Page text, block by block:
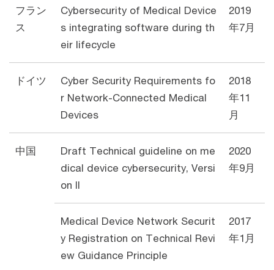
フラン
ス
Cybersecurity of Medical Device
s integrating software during th
eir lifecycle
2019
年7月
ドイツ
Cyber Security Requirements fo
r Network-Connected Medical
Devices
2018
年11
月
中国
Draft Technical guideline on me
dical device cybersecurity, Versi
on II
2020
年9月
Medical Device Network Securit
y Registration on Technical Revi
ew Guidance Principle
2017
年1月